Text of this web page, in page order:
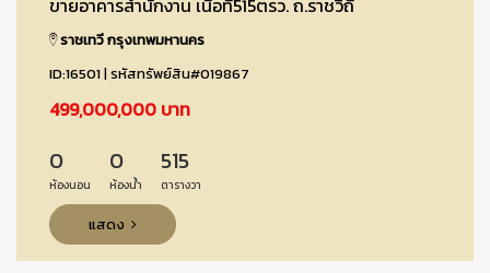
ขายอาคารสำนักงาน เนื้อที่515ตรว. ถ.ราชวิถี
ราชเทวี กรุงเทพมหานคร
ID:16501 | รหัสทรัพย์สิน#019867
499,000,000 บาท
0
ห้องนอน
0
ห้องน้ำ
515
ตารางวา
แสดง